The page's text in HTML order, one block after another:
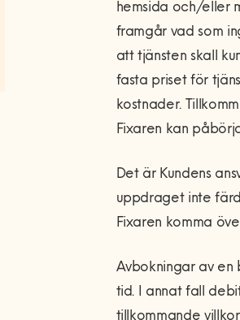
hemsida och/eller
framgår vad som
att tjänsten skall
fasta priset för
kostnader.
Fixaren kan
Det är Kundens
uppdraget inte
Fixaren komma
Avbokningar av en
tid. I annat fall
tillkommande